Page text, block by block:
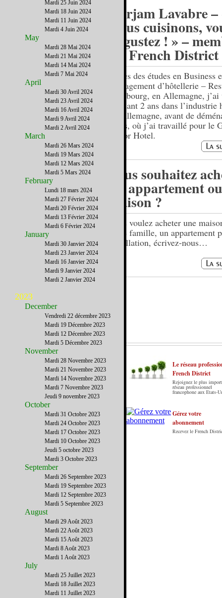
Mirjam Lavabre –
Nous cuisinons,
dégustez ! » –
du French District
Après des études en Business
management d’hôtellerie –
à Fribourg, en Allemagne,
pendant 2 ans dans
en Allemagne, avant de
Paris, où j’ai travaillé pour le
Accor Hotel.
Vous souhaitez
un appartement
maison ?
Vous voulez acheter une
votre famille, un appartement
installation, écrivez-nous…
Le French District est le premier guide sur
internet en Français sur les Etats-Unis. Notre
principe : Le meilleur des Etats-Unis par ceux qui
Le réseau
French District
Rejoignez le plus
réseau professionnel
francophone aux Etats-
Gérez votre
abonnement
Recevez le French
Mardi 25 Juin 2024
Mardi 18 Juin 2024
Mardi 11 Juin 2024
Mardi 4 Juin 2024
May
Mardi 28 Mai 2024
Mardi 21 Mai 2024
Mardi 14 Mai 2024
Mardi 7 Mai 2024
April
Mardi 30 Avril 2024
Mardi 23 Avril 2024
Mardi 16 Avril 2024
Mardi 9 Avril 2024
Mardi 2 Avril 2024
March
Mardi 26 Mars 2024
Mardi 19 Mars 2024
Mardi 12 Mars 2024
Mardi 5 Mars 2024
February
Lundi 18 mars 2024
Mardi 27 Février 2024
Mardi 20 Février 2024
Mardi 13 Février 2024
Mardi 6 Février 2024
January
Mardi 30 Janvier 2024
Mardi 23 Janvier 2024
Mardi 16 Janvier 2024
Mardi 9 Janvier 2024
Mardi 2 Janvier 2024
2023
December
Vendredi 22 décembre 2023
Mardi 19 Décembre 2023
Mardi 12 Décembre 2023
Mardi 5 Décembre 2023
November
Mardi 28 Novembre 2023
Mardi 21 Novembre 2023
Mardi 14 Novembre 2023
Mardi 7 Novembre 2023
Jeudi 9 novembre 2023
October
Mardi 31 Octobre 2023
Mardi 24 Octobre 2023
Mardi 17 Octobre 2023
Mardi 10 Octobre 2023
Jeudi 5 octobre 2023
Mardi 3 Octobre 2023
September
Mardi 26 Septembre 2023
Mardi 19 Septembre 2023
Mardi 12 Septembre 2023
Mardi 5 Septembre 2023
August
Mardi 29 Août 2023
Mardi 22 Août 2023
Mardi 15 Août 2023
Mardi 8 Août 2023
Mardi 1 Août 2023
July
Mardi 25 Juillet 2023
Mardi 18 Juillet 2023
Mardi 11 Juillet 2023